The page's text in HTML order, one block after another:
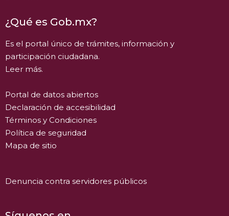
¿Qué es Gob.mx?
Es el portal único de trámites, información y
participación ciudadana.
Leer más.
Portal de datos abiertos
Declaración de accesibilidad
Términos y Condiciones
Política de seguridad
Mapa de sitio
Denuncia contra servidores públicos